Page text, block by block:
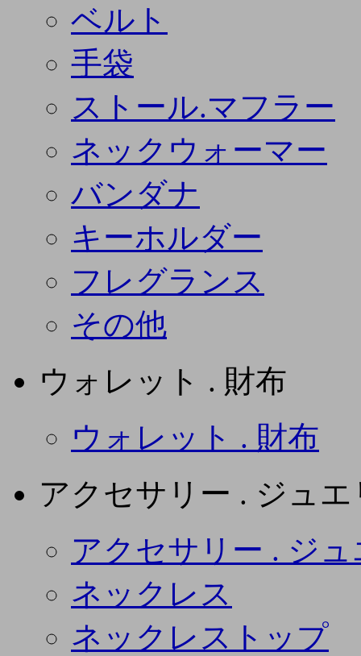
ベルト
手袋
ストール.マフラー
ネックウォーマー
バンダナ
キーホルダー
フレグランス
その他
ウォレット . 財布
ウォレット . 財布
アクセサリー . ジュエ
アクセサリー . ジ
ネックレス
ネックレストップ